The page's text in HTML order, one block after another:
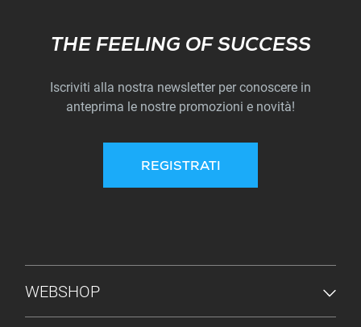
Subscribe
THE FEELING OF SUCCESS
Iscriviti alla nostra newsletter per conoscere in
anteprima le nostre promozioni e novità!
REGISTRATI
MENU PIÈ DI PAGINA
WEBSHOP